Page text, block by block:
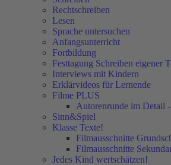
Rechtschreiben
Lesen
Sprache untersuchen
Anfangsunterricht
Fortbildung
Festtagung Schreiben eigener
Interviews mit Kindern
Erklärvideos für Lernende
Filme PLUS
Autorenrunde im Detail
Sinn&Spiel
Klasse Texte!
Filmausschnitte
Filmausschnitte
Jedes Kind wertschätzen!